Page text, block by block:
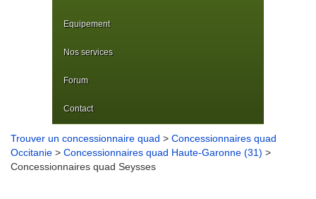
Equipement
Nos services
Forum
Contact
Trouver un concessionnaire quad > Concessionnaires quad
Occitanie > Concessionnaires quad Haute-Garonne (31) >
Concessionnaires quad Seysses